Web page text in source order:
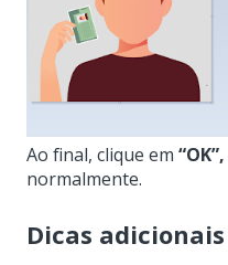
Ao final, clique em “OK”,
normalmente.
Dicas adicionais